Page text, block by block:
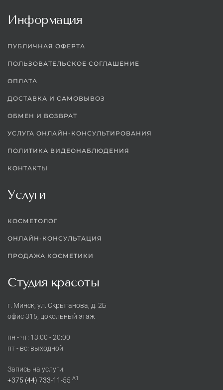
Информация
ПУБЛИЧНАЯ ОФЕРТА
ПОЛЬЗОВАТЕЛЬСКОЕ СОГЛАШЕНИЕ
ОПЛАТА
ДОСТАВКА И САМОВЫВОЗ
ОБМЕН И ВОЗВРАТ
УСЛУГА ОНЛАЙН-КОНСУЛЬТИРОВАНИЯ
ПОЛИТИКА ВИДЕОНАБЛЮДЕНИЯ
КОНТАКТЫ
Услуги
КОСМЕТОЛОГ
ОНЛАЙН-КОНСУЛЬТАЦИЯ
ПРОДАЖА КОСМЕТИКИ
Студия красоты
г. Минск, ул. Скрыганова, д. 2Б
офис 315, цокольный этаж
пн - чт: 13:00 - 20:00
пт - вс: выходной
Запись на услуги:
+375 (44) 733-11-55 A1